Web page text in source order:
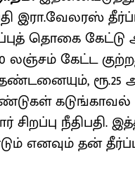
இரா.வேலரஸ்
தொகை
லஞ்சம் கேட்ட
சிறப்பு
எனவும் தன்